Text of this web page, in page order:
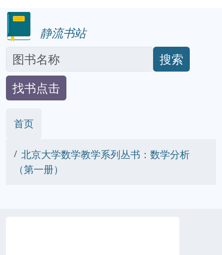
静流书站
搜索
找书点击
首页
北京大学数学教学系列丛书：数学分析
（第一册）